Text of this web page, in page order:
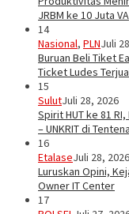
JRBM ke 10 Juta VA
14
Nasional, PLNJuli
Buruan Beli Tiket
Ticket Ludes
15
SulutJuli 28, 2026
Spirit HUT ke 81
– UNKRIT di Tentena
16
EtalaseJuli 28, 2026
Luruskan Opini,
Owner IT Center
17